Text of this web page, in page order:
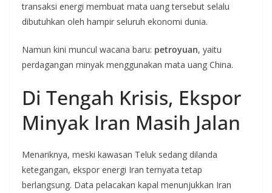
transaksi energi membuat mata uang tersebut selalu
dibutuhkan oleh hampir seluruh ekonomi dunia.
Namun kini muncul wacana baru: petroyuan, yaitu
perdagangan minyak menggunakan mata uang China.
Di Tengah Krisis, Ekspor
Minyak Iran Masih Jalan
Menariknya, meski kawasan Teluk sedang dilanda
ketegangan, ekspor energi Iran ternyata tetap
berlangsung. Data pelacakan kapal menunjukkan Iran